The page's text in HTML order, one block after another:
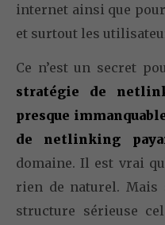
internet ainsi que
et surtout les
Ce n’est un secret
stratégie de
presque
de netlinking
domaine. Il est vrai
rien de naturel. Mais
structure sérieuse